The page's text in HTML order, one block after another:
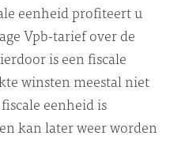
eenheid profiteert u
Vpb-tarief over de
is een fiscale
winsten meestal niet
eenheid is
kan later weer worden